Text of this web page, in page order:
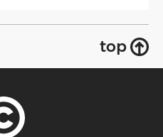
top